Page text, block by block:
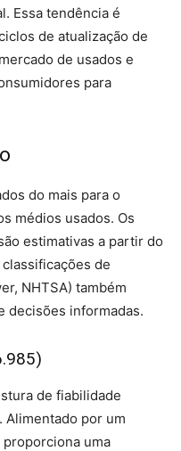
Essa tendência é
de atualização de
de usados e
para
do mais para o
médios usados. Os
estimativas a partir do
de
NHTSA) também
decisões informadas.
de fiabilidade
Alimentado por um
uma